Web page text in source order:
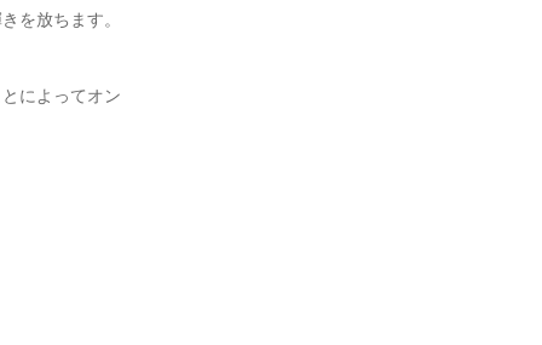
を放ちます。
によってオン